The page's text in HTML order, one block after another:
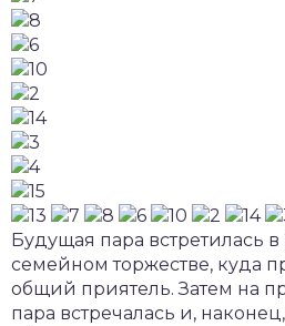
Будущая пара встретилась в
семейном торжестве, куда
общий приятель. Затем на
пара встречалась и,